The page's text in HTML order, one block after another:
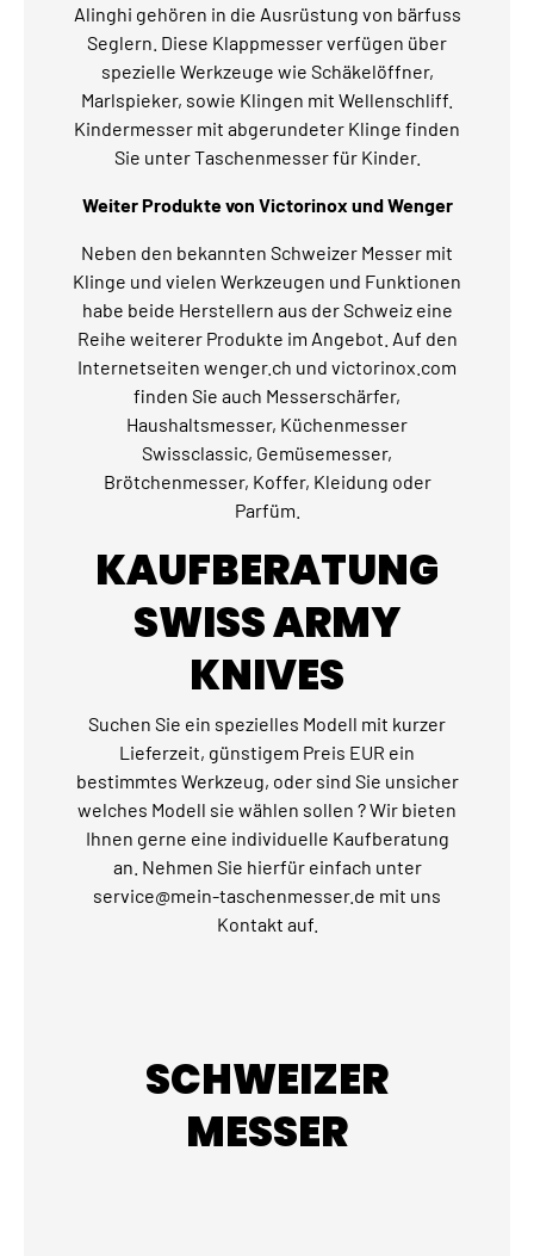
Alinghi gehören in die Ausrüstung von bärfuss
Seglern. Diese Klappmesser verfügen über
spezielle Werkzeuge wie Schäkelöffner,
Marlspieker, sowie Klingen mit Wellenschliff.
Kindermesser mit abgerundeter Klinge finden
Sie unter Taschenmesser für Kinder.
Weiter Produkte von Victorinox und Wenger
Neben den bekannten Schweizer Messer mit
Klinge und vielen Werkzeugen und Funktionen
habe beide Herstellern aus der Schweiz eine
Reihe weiterer Produkte im Angebot. Auf den
Internetseiten wenger.ch und victorinox.com
finden Sie auch Messerschärfer,
Haushaltsmesser, Küchenmesser
Swissclassic, Gemüsemesser,
Brötchenmesser, Koffer, Kleidung oder
Parfüm.
KAUFBERATUNG
SWISS ARMY
KNIVES
Suchen Sie ein spezielles Modell mit kurzer
Lieferzeit, günstigem Preis EUR ein
bestimmtes Werkzeug, oder sind Sie unsicher
welches Modell sie wählen sollen ? Wir bieten
Ihnen gerne eine individuelle Kaufberatung
an. Nehmen Sie hierfür einfach unter
service@mein-taschenmesser.de mit uns
Kontakt auf.
SCHWEIZER
MESSER